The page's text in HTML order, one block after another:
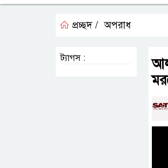
প্রচ্ছদ / অপরাধ
ট্যাগস :